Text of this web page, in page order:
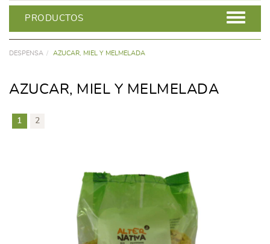
PRODUCTOS
DESPENSA AZUCAR, MIEL Y MELMELADA
AZUCAR, MIEL Y MELMELADA
1 2